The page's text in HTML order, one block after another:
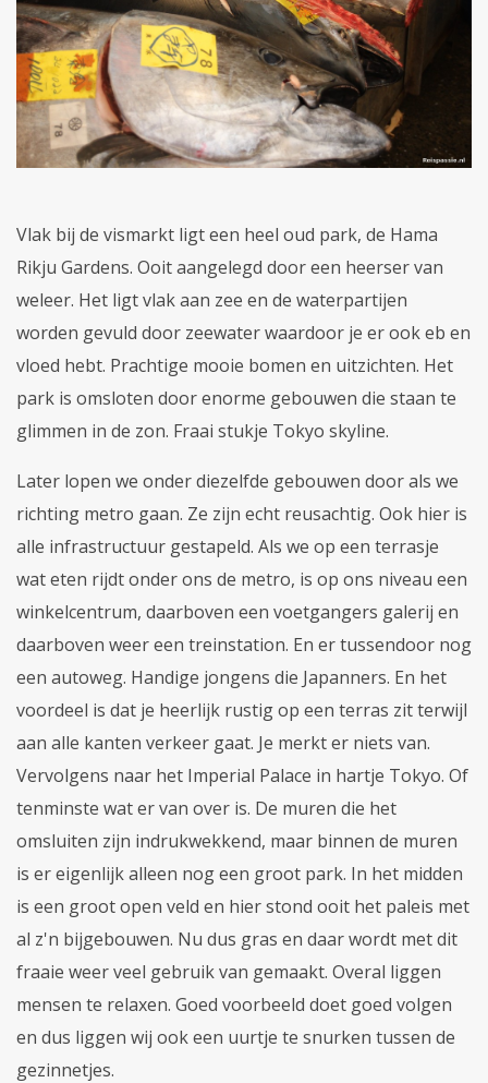
Vlak bij de vismarkt ligt een heel oud park, de Hama
Rikju Gardens. Ooit aangelegd door een heerser van
weleer. Het ligt vlak aan zee en de waterpartijen
worden gevuld door zeewater waardoor je er ook eb en
vloed hebt. Prachtige mooie bomen en uitzichten. Het
park is omsloten door enorme gebouwen die staan te
glimmen in de zon. Fraai stukje Tokyo skyline.
Later lopen we onder diezelfde gebouwen door als we
richting metro gaan. Ze zijn echt reusachtig. Ook hier is
alle infrastructuur gestapeld. Als we op een terrasje
wat eten rijdt onder ons de metro, is op ons niveau een
winkelcentrum, daarboven een voetgangers galerij en
daarboven weer een treinstation. En er tussendoor nog
een autoweg. Handige jongens die Japanners. En het
voordeel is dat je heerlijk rustig op een terras zit terwijl
aan alle kanten verkeer gaat. Je merkt er niets van.
Vervolgens naar het Imperial Palace in hartje Tokyo. Of
tenminste wat er van over is. De muren die het
omsluiten zijn indrukwekkend, maar binnen de muren
is er eigenlijk alleen nog een groot park. In het midden
is een groot open veld en hier stond ooit het paleis met
al z'n bijgebouwen. Nu dus gras en daar wordt met dit
fraaie weer veel gebruik van gemaakt. Overal liggen
mensen te relaxen. Goed voorbeeld doet goed volgen
en dus liggen wij ook een uurtje te snurken tussen de
gezinnetjes.